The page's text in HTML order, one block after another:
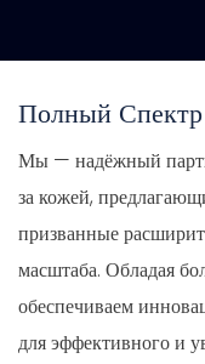
Полный
Мы — надёжный
за кожей,
призванные
масштаба. Обладая
обеспечиваем
для эффективного и